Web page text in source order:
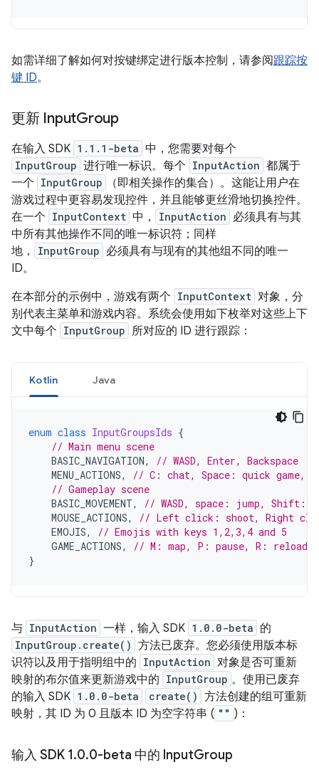
如需详细了解如何对按键绑定进行版本控制，请参阅跟踪按
键 ID。
更新 InputGroup
在输入 SDK 1.1.1-beta 中，您需要对每个
InputGroup 进行唯一标识。每个 InputAction 都属于
一个 InputGroup
（即相关操作的集合）。这能让用户在
游戏过程中更容易发现控件，并且能够更丝滑地切换控件。
在一个 InputContext 中， InputAction 必须具有与其
中所有其他操作不同的唯一标识符；同样
地，
InputGroup 必须具有与现有的其他组不同的唯一
ID。
在本部分的示例中，游戏有两个 InputContext 对象，分
别代表主菜单和游戏内容。系统会使用如下枚举对这些上下
文中每个 InputGroup 所对应的 ID 进行跟踪：
Kotlin Java
enum class InputGroupsIds {
// Main menu scene
BASIC_NAVIGATION,
// WASD, Enter, Backspace
MENU_ACTIONS,
// C: chat, Space: quick game,
// Gameplay scene
BASIC_MOVEMENT,
// WASD, space: jump, Shift:
MOUSE_ACTIONS,
// Left click: shoot, Right
EMOJIS,
// Emojis with keys 1,2,3,4 and 5
GAME_ACTIONS,
// M: map, P: pause, R: reload
}
与 InputAction 一样，输入 SDK 1.0.0-beta 的
InputGroup.create() 方法已废弃。您必须使用版本标
识符以及用于指明组中的 InputAction 对象是否可重新
映射的布尔值来更新游戏中的 InputGroup 。使用已废弃
的输入 SDK 1.0.0-beta create() 方法创建的组可重新
映射，其 ID 为 0 且版本 ID 为空字符串 ( "" )：
输入 SDK 1.0.0-beta 中的 InputGroup